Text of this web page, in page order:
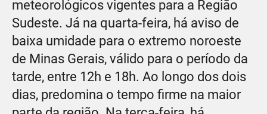
meteorológicos vigentes para a Região
Sudeste. Já na quarta-feira, há aviso de
baixa umidade para o extremo noroeste
de Minas Gerais, válido para o período da
tarde, entre 12h e 18h. Ao longo dos dois
dias, predomina o tempo firme na maior